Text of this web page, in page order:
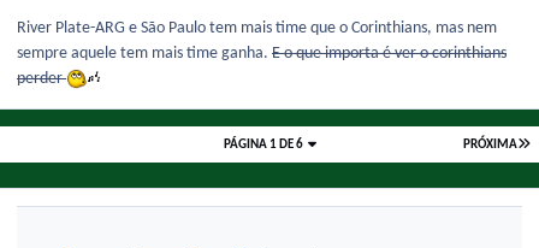
River Plate-ARG e São Paulo tem mais time que o Corinthians, mas nem
sempre aquele tem mais time ganha. E o que importa é ver o corinthians
perder
PRÓXIMA
PÁGINA 1 DE 6